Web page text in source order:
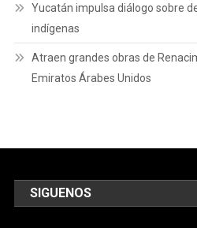
Yucatán impulsa diálogo sobre
indígenas
Atraen grandes obras de
Emiratos Árabes Unidos
SIGUENOS